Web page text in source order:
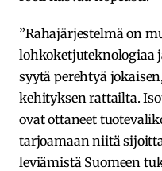
”Rahajärjestelmä on
lohkoketjuteknologiaa
syytä perehtyä
kehityksen rattailta.
ovat ottaneet
tarjoamaan niitä
leviämistä Suomeen